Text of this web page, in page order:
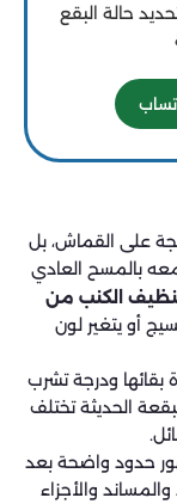
حالة البقع
على القماش، بل
بالمسح العادي
الكنب من
أو يتغير لون
ودرجة تشرب
الحديثة تختلف
حدود واضحة بعد
والأجزاء